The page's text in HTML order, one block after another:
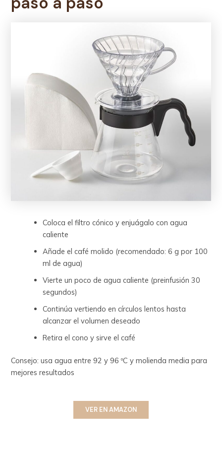
Coloca el filtro cónico y enjuágalo con agua
caliente
Añade el café molido (recomendado: 6 g por 100
ml de agua)
Vierte un poco de agua caliente (preinfusión 30
segundos)
Continúa vertiendo en círculos lentos hasta
alcanzar el volumen deseado
Retira el cono y sirve el café
Consejo: usa agua entre 92 y 96 ºC y molienda media para
mejores resultados
VER EN AMAZON